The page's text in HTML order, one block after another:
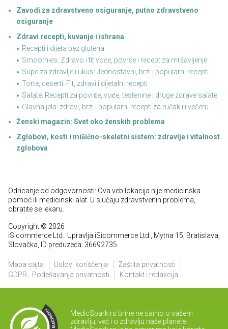
Zavodi za zdravstveno osiguranje, putno zdravstveno
osiguranje
Zdravi recepti, kuvanje i ishrana
Recepti i dijeta bez glutena
Smoothies: Zdravo i fit voće, povrće i recept za mršavljenje
Supe za zdravlje i ukus: Jednostavni, brzi i popularni recepti
Torte, deserti: Fit, zdravi i dijetalni recepti
Salate: Recepti za povrće, voće, testenine i druge zdrave salate
Glavna jela: zdravi, brzi i popularni recepti za ručak ili večeru
Ženski magazin: Svet oko ženskih problema
Zglobovi, kosti i mišićno-skeletni sistem: zdravlje i vitalnost
zglobova
Odricanje od odgovornosti: Ova veb lokacija nije medicinska
pomoć ili medicinski alat. U slučaju zdravstvenih problema,
obratite se lekaru.
Copyright © 2026
iSicommerce Ltd.. Upravlja iSicommerce Ltd., Mytna 15, Bratislava,
Slovačka, ID preduzeća: 36692735
Mapa sajta Uslovi korišćenja
Zaštita privatnosti
GDPR - Podešavanja privatnosti
Kontakt i redakcija
MedicSpark.rs brine ne samo o vašem
zdravlju, već i o zdravlju naše planete.